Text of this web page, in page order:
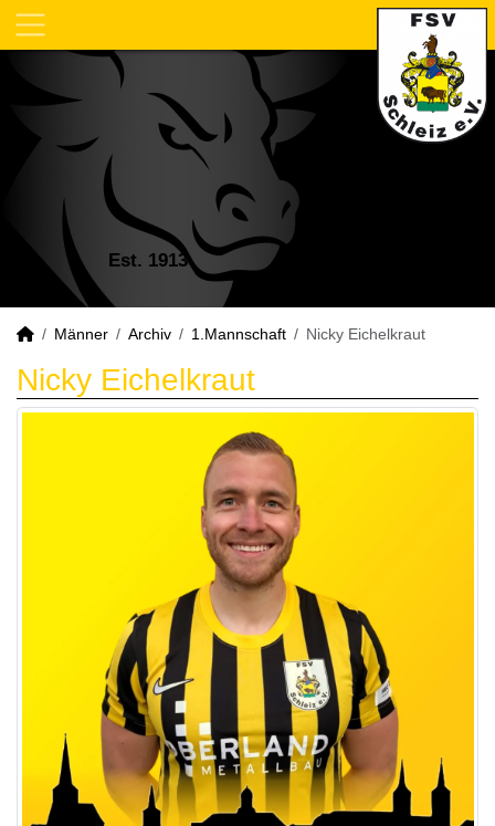
Est. 1913
Männer Archiv 1.Mannschaft Nicky Eichelkraut
Nicky Eichelkraut